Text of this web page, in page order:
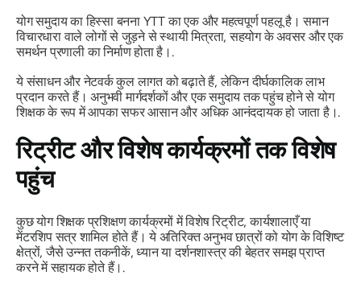
योग समुदाय का हिस्सा बनना YTT का एक और महत्वपूर्ण पहलू है। समान
विचारधारा वाले लोगों से जुड़ने से स्थायी मित्रता, सहयोग के अवसर और एक
समर्थन प्रणाली का निर्माण होता है।.
ये संसाधन और नेटवर्क कुल लागत को बढ़ाते हैं, लेकिन दीर्घकालिक लाभ
प्रदान करते हैं। अनुभवी मार्गदर्शकों और एक समुदाय तक पहुंच होने से योग
शिक्षक के रूप में आपका सफर आसान और अधिक आनंददायक हो जाता है।.
रिट्रीट और विशेष कार्यक्रमों तक विशेष
पहुंच
कुछ योग शिक्षक प्रशिक्षण कार्यक्रमों में विशेष रिट्रीट, कार्यशालाएँ या
मेंटरशिप सत्र शामिल होते हैं। ये अतिरिक्त अनुभव छात्रों को योग के विशिष्ट
क्षेत्रों, जैसे उन्नत तकनीकें, ध्यान या दर्शनशास्त्र की बेहतर समझ प्राप्त
करने में सहायक होते हैं।.